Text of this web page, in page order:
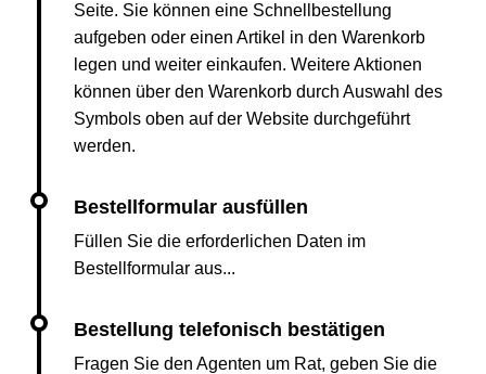
Seite. Sie können eine Schnellbestellung
aufgeben oder einen Artikel in den Warenkorb
legen und weiter einkaufen. Weitere Aktionen
können über den Warenkorb durch Auswahl des
Symbols oben auf der Website durchgeführt
werden.
Füllen Sie die erforderlichen Daten im
Bestellformular aus...
Fragen Sie den Agenten um Rat, geben Sie die